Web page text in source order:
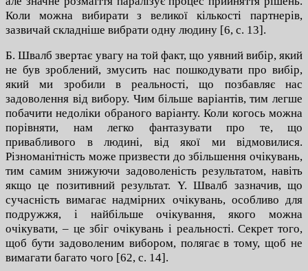
Коли можна вибирати з великої кількості партнерів,
зазвичай складніше вибрати одну людину [6, с. 13].
Б. Швалб звертає увагу на той факт, що уявний вибір, який
не був зроблений, змусить нас пошкодувати про вибір,
який ми зробили в реальності, що позбавляє нас
задоволення від вибору. Чим більше варіантів, тим легше
побачити недоліки обраного варіанту. Коли когось можна
порівняти, нам легко фантазувати про те, що
привабливого в людині, від якої ми відмовилися.
Різноманітність може призвести до збільшення очікувань,
тим самим знижуючи задоволеність результатом, навіть
якщо це позитивний результат. Y. Швалб зазначив, що
сучасність вимагає надмірних очікувань, особливо для
подружжя, і найбільше очікування, якого можна
очікувати, – це збіг очікувань і реальності. Секрет того,
щоб бути задоволеним вибором, полягає в тому, щоб не
вимагати багато чого [62, с. 14].